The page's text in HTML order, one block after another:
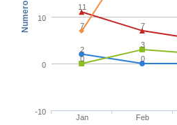
Numero
2
0
11
7
0
3
7
Jan Feb
0
10
-10